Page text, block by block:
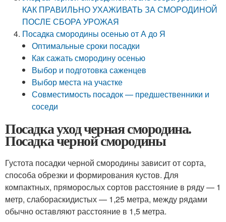
КАК ПРАВИЛЬНО УХАЖИВАТЬ ЗА СМОРОДИНОЙ
ПОСЛЕ СБОРА УРОЖАЯ
Посадка смородины осенью от А до Я
Оптимальные сроки посадки
Как сажать смородину осенью
Выбор и подготовка саженцев
Выбор места на участке
Совместимость посадок — предшественники и
соседи
Посадка уход черная смородина.
Посадка черной смородины
Густота посадки черной смородины зависит от сорта,
способа обрезки и формирования кустов. Для
компактных, пряморослых сортов расстояние в ряду — 1
метр, слабораскидистых — 1,25 метра, между рядами
обычно оставляют расстояние в 1,5 метра.